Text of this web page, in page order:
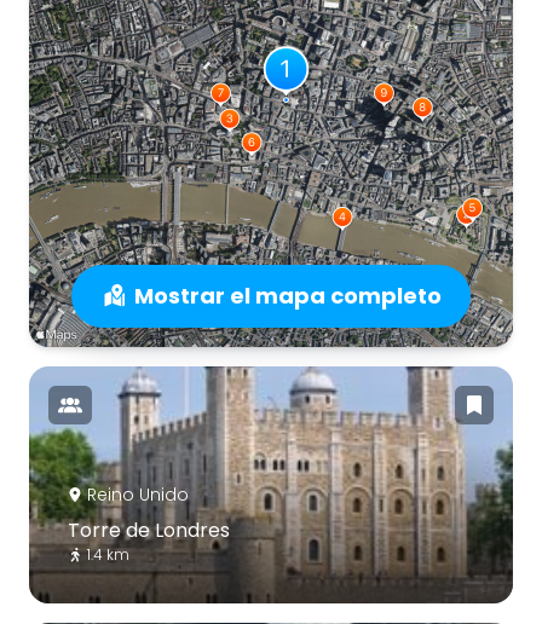
Mostrar el mapa completo
Reino Unido
Torre de Londres
1.4 km